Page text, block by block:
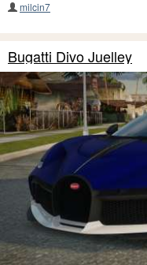
milcin7
Bugatti Divo Juelley